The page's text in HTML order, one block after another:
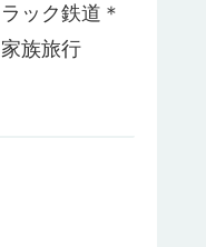
ック鉄道＊
族旅行